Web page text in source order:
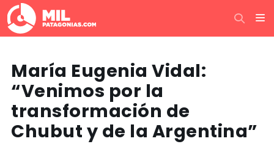
María Eugenia Vidal:
“Venimos por la
transformación de
Chubut y de la Argentina”